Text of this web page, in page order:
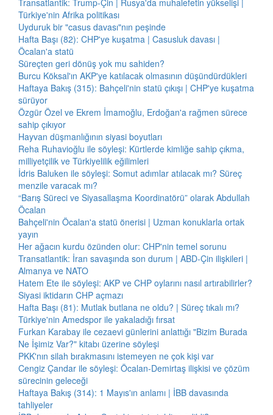
Transatlantik: Trump-Çin | Rusya'da muhalefetin yükselişi |
Türkiye'nin Afrika politikası
Uyduruk bir "casus davası"nın peşinde
Hafta Başı (82): CHP'ye kuşatma | Casusluk davası |
Öcalan'a statü
Süreçten geri dönüş yok mu sahiden?
Burcu Köksal'ın AKP'ye katılacak olmasının düşündürdükleri
Haftaya Bakış (315): Bahçeli'nin statü çıkışı | CHP'ye kuşatma
sürüyor
Özgür Özel ve Ekrem İmamoğlu, Erdoğan'a rağmen sürece
sahip çıkıyor
Hayvan düşmanlığının siyasi boyutları
Reha Ruhavioğlu ile söyleşi: Kürtlerde kimliğe sahip çıkma,
milliyetçilik ve Türkiyelilik eğilimleri
İdris Baluken ile söyleşi: Somut adımlar atılacak mı? Süreç
menzile varacak mı?
“Barış Süreci ve Siyasallaşma Koordinatörü” olarak Abdullah
Öcalan
Bahçeli'nin Öcalan'a statü önerisi | Uzman konuklarla ortak
yayın
Her ağacın kurdu özünden olur: CHP'nin temel sorunu
Transatlantik: İran savaşında son durum | ABD-Çin ilişkileri |
Almanya ve NATO
Hatem Ete ile söyleşi: AKP ve CHP oylarını nasıl artırabilirler?
Siyasi iktidarın CHP açmazı
Hafta Başı (81): Mutlak butlana ne oldu? | Süreç tıkalı mı?
Türkiye'nin Amedspor ile yakaladığı fırsat
Furkan Karabay ile cezaevi günlerini anlattığı "Bizim Burada
Ne İşimiz Var?" kitabı üzerine söyleşi
PKK'nın silah bırakmasını istemeyen ne çok kişi var
Cengiz Çandar ile söyleşi: Öcalan-Demirtaş ilişkisi ve çözüm
sürecinin geleceği
Haftaya Bakış (314): 1 Mayıs'ın anlamı | İBB davasında
tahliyeler